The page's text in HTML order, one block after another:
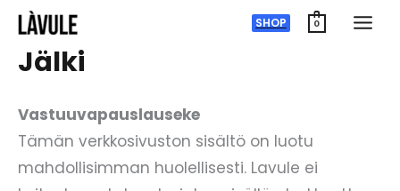
Siirry
sisältöön
SHOP 0
Jälki
Vastuuvapauslauseke
Tämän verkkosivuston sisältö on luotu
mahdollisimman huolellisesti. Lavule ei